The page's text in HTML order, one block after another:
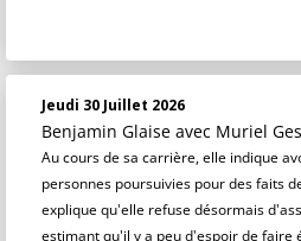
Jeudi 30 Juillet 2026
Benjamin Glaise avec Muriel
Au cours de sa carrière, elle indique
personnes poursuivies pour des faits
explique qu'elle refuse désormais
estimant qu'il y a peu d'espoir de faire